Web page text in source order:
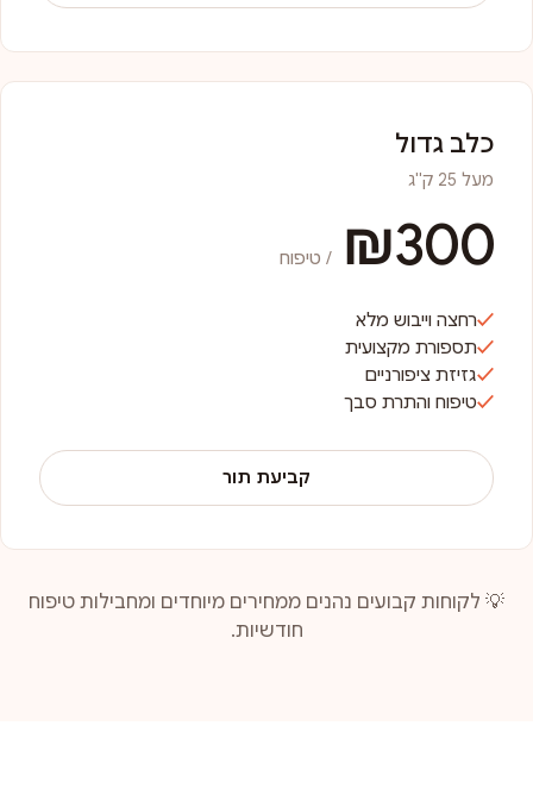
כלב גדול
מעל 25 ק"ג
₪300 / טיפוח
רחצה וייבוש מלא
תספורת מקצועית
גזיזת ציפורניים
טיפוח והתרת סבך
קביעת תור
💡 לקוחות קבועים נהנים ממחירים מיוחדים ומחבילות טיפוח
חודשיות.